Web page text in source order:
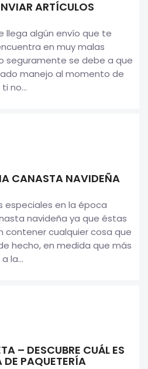
ARTÍCULOS
llega algún envío que te
en muy malas
seguramente se debe a que
manejo al momento de
no...
CANASTA NAVIDEÑA
especiales en la época
navideña ya que éstas
cualquier cosa que
hecho, en medida que más
la...
– DESCUBRE CUÁL ES
DE PAQUETERÍA